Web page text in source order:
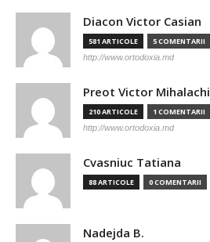
Diacon Victor Casian
581 ARTICOLE 5 COMENTARII
http://www.ortodoxia.md
Preot Victor Mihalachi
210 ARTICOLE 1 COMENTARII
http://www.ortodoxia.md
Cvasniuc Tatiana
88 ARTICOLE 0 COMENTARII
Nadejda B.